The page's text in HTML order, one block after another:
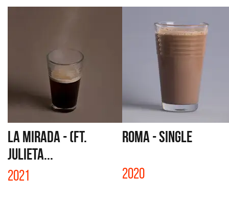
LA MIRADA - (FT.
JULIETA...
2021
ROMA - SINGLE
2020